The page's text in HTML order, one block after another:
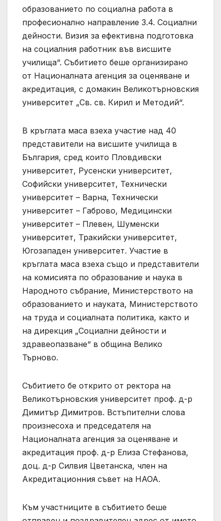
образованието по социална работа в
професионално направление 3.4. Социални
дейности. Визия за ефективна подготовка
на социалния работник във висшите
училища“. Събитието беше организирано
от Националната агенция за оценяване и
акредитация, с домакин Великотърновския
университет „Св. св. Кирил и Методий“.
В кръглата маса взеха участие над 40
представители на висшите училища в
България, сред които Пловдивски
университет, Русенски университет,
Софийски университет, Технически
университет – Варна, Технически
университет – Габрово, Медицински
университет – Плевен, Шуменски
университет, Тракийски университет,
Югозападен университет. Участие в
кръглата маса взеха също и представители
на комисията по образование и наука в
Народното събрание, Министерството на
образованието и науката, Министерството
на труда и социалната политика, както и
на дирекция „Социални дейности и
здравеопазване“ в община Велико
Търново.
Събитието бе открито от ректора на
Великотърновския университет проф. д-р
Димитър Димитров. Встъпителни слова
произнесоха и председателя на
Националната агенция за оценяване и
акредитация проф. д-р Елиза Стефанова,
доц. д-р Силвия Цветанска, член на
Акредитационния съвет на НАОА.
Към участниците в събитието беше